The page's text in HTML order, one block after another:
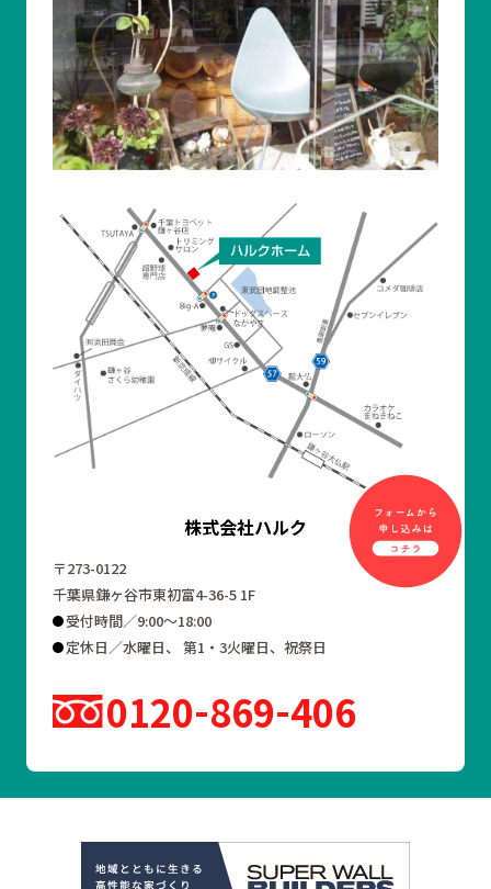
株式会社ハルク
〒273-0122
千葉県鎌ヶ谷市東初富4-36-5 1F
受付時間／9:00～18:00
定休日／水曜日、 第1・3火曜日、祝祭日
0120 869 406